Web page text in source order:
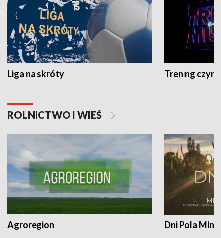
Liga na skróty Trening czyni
ROLNICTWO I WIEŚ
Agroregion Dni Pola